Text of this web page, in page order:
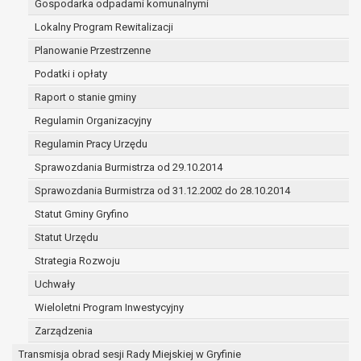
Gospodarka odpadami komunalnymi
Lokalny Program Rewitalizacji
Planowanie Przestrzenne
Podatki i opłaty
Raport o stanie gminy
Regulamin Organizacyjny
Regulamin Pracy Urzędu
Sprawozdania Burmistrza od 29.10.2014
Sprawozdania Burmistrza od 31.12.2002 do 28.10.2014
Statut Gminy Gryfino
Statut Urzędu
Strategia Rozwoju
Uchwały
Wieloletni Program Inwestycyjny
Zarządzenia
Transmisja obrad sesji Rady Miejskiej w Gryfinie
(merytorycznych), a także obowiązków i
zadań zleconych przez instytucje
nadrzędne wobec Gminy;
zawarcia i realizacji umów;
ochrony żywotnych interesów osoby, której
dane dotyczą, lub innej osoby fizycznej;
wykonania zadania realizowanego w
interesie publicznym lub w ramach
sprawowania władzy publicznej
powierzonej administratorowi;
w pozostałych przypadkach dane osobowe
przetwarzane są wyłącznie na podstawie
wcześniej udzielonej zgody w zakresie i celu
określonym w treści zgody.
W związku z przetwarzaniem danych w celu
wskazanym w pkt. 3, dane osobowe mogą być
udostępniane innym upoważnionym odbiorcom lub
kategoriom odbiorców danych osobowych.
Odbiorcami mogą być:
podmioty, które przetwarzają dane